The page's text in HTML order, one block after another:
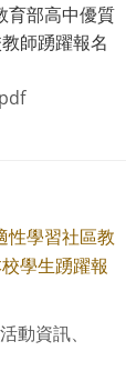
育部高中優質
師踴躍報名
性學習社區教
學生踴躍報
動資訊、